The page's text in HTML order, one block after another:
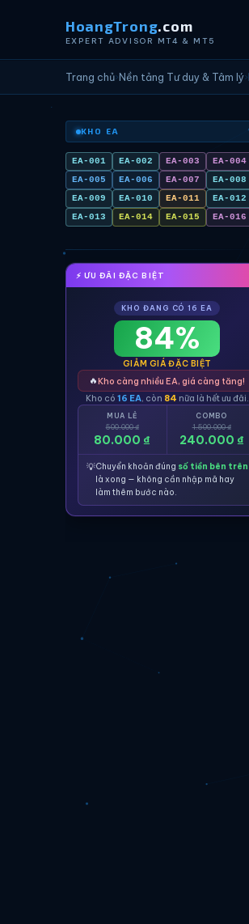
HoangTrong.com
EXPERT ADVISOR MT4 & MT5
Trang chủ› Nền tảng Tư duy & Tâm lý›
KHO EA
EA-001 EA-002 EA-003
EA-004
EA-005
EA-006 EA-007
EA-008
EA-009
EA-010 EA-011
EA-012
EA-013
EA-014 EA-015 EA-016
⚡ ƯU ĐÃI ĐẶC BIỆT
KHO ĐANG CÓ 16 EA
84%
GIẢM GIÁ ĐẶC BIỆT
🔥Kho càng nhiều EA, giá càng tăng!
Kho có 16 EA, còn 84 nữa là hết ưu đãi.
MUA LẺ
500.000 ₫
80.000 ₫
COMBO
1.500.000 ₫
240.000 ₫
💡Chuyển khoản đúng số tiền bên trên
là xong — không cần nhập mã hay
làm thêm bước nào.